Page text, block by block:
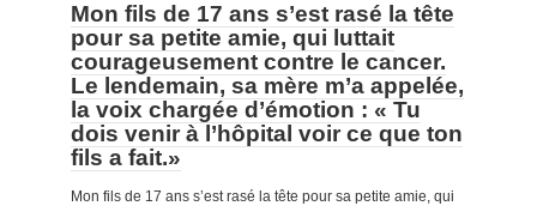
Mon fils de 17 ans s’est rasé la tête
pour sa petite amie, qui luttait
courageusement contre le cancer.
Le lendemain, sa mère m’a appelée,
la voix chargée d’émotion : « Tu
dois venir à l’hôpital voir ce que ton
fils a fait.»
Mon fils de 17 ans s’est rasé la tête pour sa petite amie, qui